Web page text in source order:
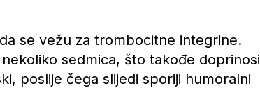
se vežu za trombocitne integrine.
sedmica, što takođe doprinosi
poslije čega slijedi sporiji humoralni